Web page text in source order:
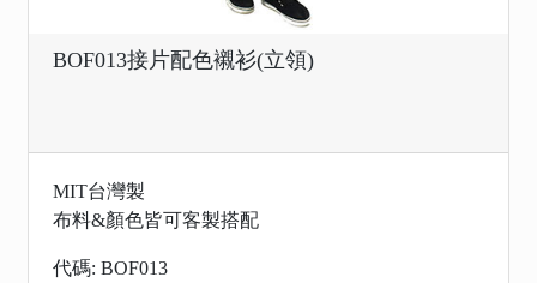
BOF013接片配色襯衫(立領)
MIT台灣製
布料&顏色皆可客製搭配
代碼: BOF013